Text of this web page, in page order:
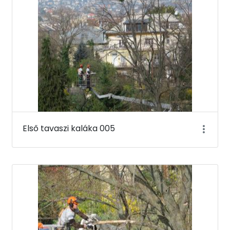
Első tavaszi kaláka 005